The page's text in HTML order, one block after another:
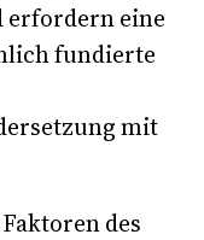
eine
fundierte
mit
des